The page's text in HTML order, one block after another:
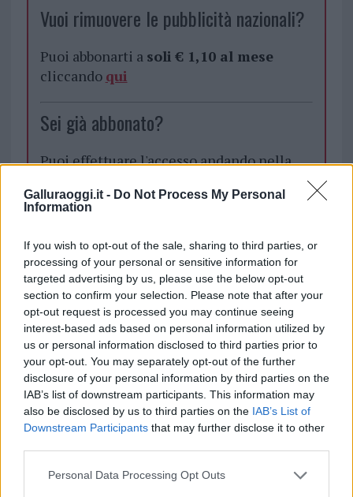
Galluraoggi.it - Do Not Process My Personal
Information
If you wish to opt-out of the sale, sharing to third parties, or
processing of your personal or sensitive information for
targeted advertising by us, please use the below opt-out
section to confirm your selection. Please note that after your
opt-out request is processed you may continue seeing
interest-based ads based on personal information utilized by
us or personal information disclosed to third parties prior to
your opt-out. You may separately opt-out of the further
disclosure of your personal information by third parties on the
IAB’s list of downstream participants. This information may
also be disclosed by us to third parties on the IAB’s List of
Downstream Participants that may further disclose it to other
Please note that this website/app uses one or more Google
Personal Data Processing Opt Outs
Vuoi rimuovere le pubblicità nazionali?
Puoi abbonarti a soli € 1,10 al mese
cliccando qui
Sei già abbonato?
Puoi effettuare l'accesso andando nella
cliccandoqui
TEMI: Grano Luogosanto
Mulino Aganana
Mulino Agnana
Notizie Luogosanto
Inviaci le tue segnalazioni,
i tuoi video e le tue foto
Su WhatsApp al numero +39
345 356 7512
Notizie in tempo reale?
Entra nel canale telegram di